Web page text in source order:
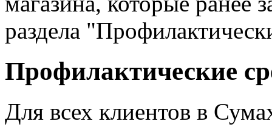
раздела
Профилактические
Для всех клиентов в